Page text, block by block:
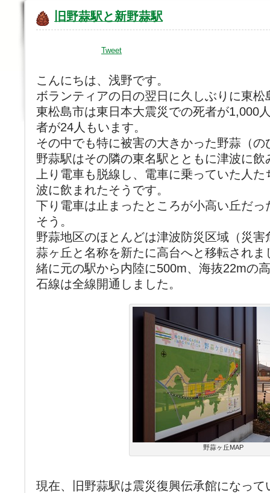
旧野蒜駅と新野蒜駅
Tweet
こんにちは、浅野です。
ボランティアの日の翌日に久しぶりに東
東松島市は東日本大震災での死者が1,000
者が24人もいます。
その中でも特に被害の大きかった野蒜（の
野蒜駅はその隣の東名駅とともに津波に飲
上り電車も脱線し、電車に乗っていた人
波に飲まれたそうです。
下り電車は止まったところが小高い丘だ
そう。
野蒜地区のほとんどは津波防災区域（災
蒜ヶ丘と名称を新たに高台へと移転され
緒に元の駅から内陸に500m、海抜22mの
石線は全線開通しました。
野蒜ヶ丘MAP
現在、旧野蒜駅は震災復興伝承館になっ